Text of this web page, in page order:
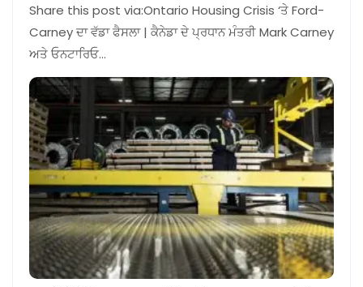
Share this post via:Ontario Housing Crisis ‘ਤੇ Ford-
Carney ਦਾ ਵੱਡਾ ਫੈਸਲਾ | ਕੈਨੇਡਾ ਦੇ ਪ੍ਰਧਾਨ ਮੰਤਰੀ Mark Carney
ਅਤੇ ਓਨਟਾਰਿਓ…